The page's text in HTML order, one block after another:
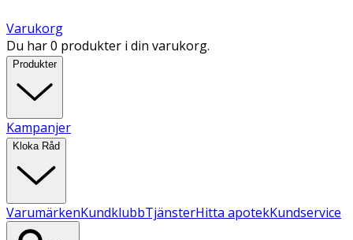
Varukorg
Du har 0 produkter i din varukorg.
Produkter
Kampanjer
Kloka Råd
VarumärkenKundklubbTjänsterHitta apotekKundservice